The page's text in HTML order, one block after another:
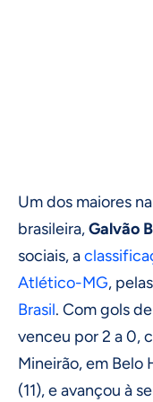
Um dos maiores
brasileira,Galvão
sociais, a
Atlético-MG,
Brasil. Com gols de
venceu por 2 a 0,
Mineirão, em Belo
(11), e avançou à